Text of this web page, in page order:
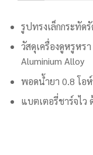
รูปทรงเล็กกระทัด
วัสดุเครื่องดูหรูหร
Aluminium Alloy
พอดน้ำยา 0.8 โอ
แบตเตอรี่ชาร์จไว